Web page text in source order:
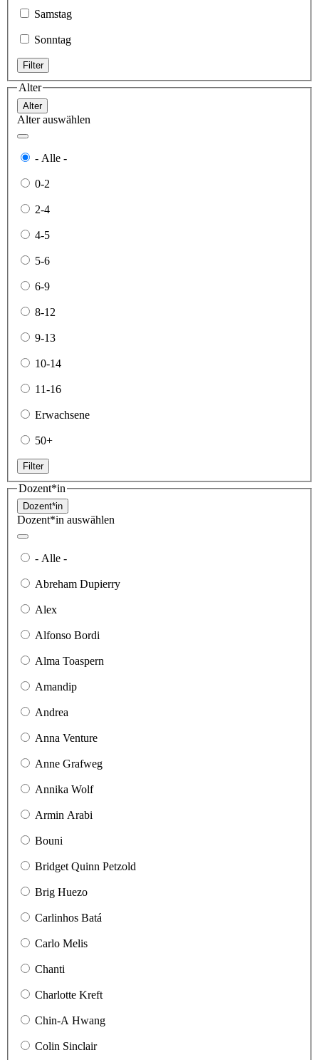
Samstag
Sonntag
Filter
Alter
Alter
Alter auswählen
- Alle -
0-2
2-4
4-5
5-6
6-9
8-12
9-13
10-14
11-16
Erwachsene
50+
Filter
Dozent*in
Dozent*in
Dozent*in auswählen
- Alle -
Abreham Dupierry
Alex
Alfonso Bordi
Alma Toaspern
Amandip
Andrea
Anna Venture
Anne Grafweg
Annika Wolf
Armin Arabi
Bouni
Bridget Quinn Petzold
Brig Huezo
Carlinhos Batá
Carlo Melis
Chanti
Charlotte Kreft
Chin-A Hwang
Colin Sinclair